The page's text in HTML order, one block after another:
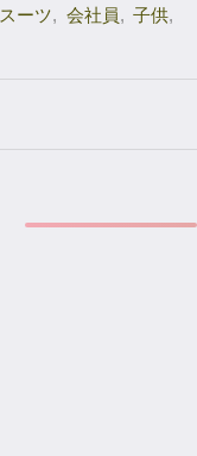
スーツ, 会社員, 子供,